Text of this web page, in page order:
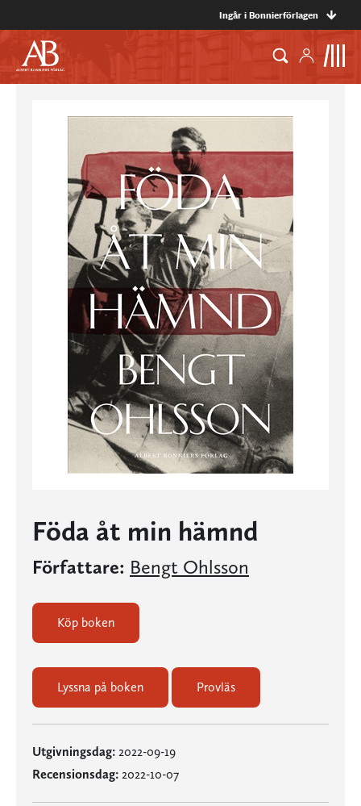
Ingår i Bonnierförlagen
Föda åt min hämnd
Författare: Bengt Ohlsson
Köp boken
Lyssna på boken Provläs
Utgivningsdag: 2022-09-19
Recensionsdag: 2022-10-07